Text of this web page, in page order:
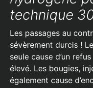
technique
Les passages au
sévèrement durcis !
seule cause d’un
élevé. Les bougies,
également cause